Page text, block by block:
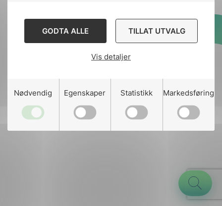
GODTA ALLE TILLAT UTVALG
Vis detaljer
Nødvendig Egenskaper Statistikk Markedsføring
Designed and developed